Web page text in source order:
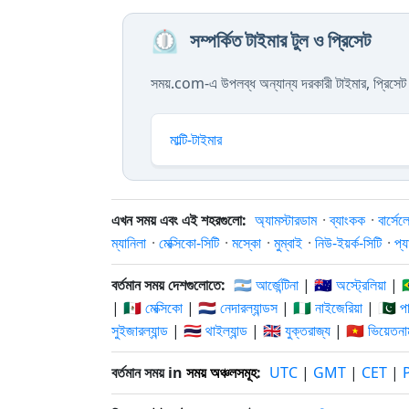
⏲️ সম্পর্কিত টাইমার টুল ও প্রিসেট
সময়.com-এ উপলব্ধ অন্যান্য দরকারী টাইমার,
মাল্টি-টাইমার
এখন সময় এবং এই শহরগুলো: অ্যামস্টারডাম ·ব্যাংকক ·
ম্যানিলা · মেক্সিকো-সিটি · মস্কো · মুম্বাই · নিউ-ইয়র্ক-সিটি ·
বর্তমান সময় দেশগুলোতে: 🇦🇷 আর্জেন্টিনা | 🇦🇺 অস্ট্রেলিয়া |
| 🇲🇽 মেক্সিকো | 🇳🇱 নেদারল্যান্ডস| 🇳🇬 নাইজেরিয়া | 🇵🇰
সুইজারল্যান্ড | 🇹🇭 থাইল্যান্ড | 🇬🇧 যুক্তরাজ্য | 🇻🇳
বর্তমান সময় in সময় অঞ্চলসমূহ: UTC | GMT | CET |